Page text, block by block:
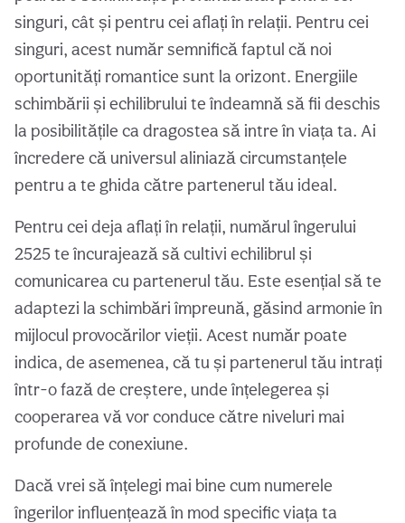
singuri, cât și pentru cei aflați în relații. Pentru cei
singuri, acest număr semnifică faptul că noi
oportunități romantice sunt la orizont. Energiile
schimbării și echilibrului te îndeamnă să fii deschis
la posibilitățile ca dragostea să intre în viața ta. Ai
încredere că universul aliniază circumstanțele
pentru a te ghida către partenerul tău ideal.
Pentru cei deja aflați în relații, numărul îngerului
2525 te încurajează să cultivi echilibrul și
comunicarea cu partenerul tău. Este esențial să te
adaptezi la schimbări împreună, găsind armonie în
mijlocul provocărilor vieții. Acest număr poate
indica, de asemenea, că tu și partenerul tău intrați
într-o fază de creștere, unde înțelegerea și
cooperarea vă vor conduce către niveluri mai
profunde de conexiune.
Dacă vrei să înțelegi mai bine cum numerele
îngerilor influențează în mod specific viața ta